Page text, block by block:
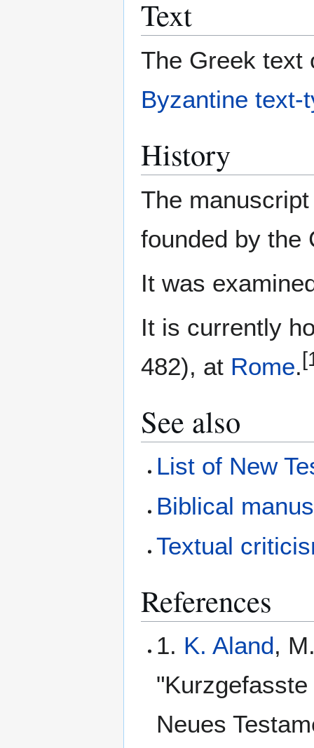
Text
The Greek text
Byzantine text-
History
The
founded by the
It was
It is currently
482), at Rome.
See also
List of New
Biblical
Textual
References
1. K. Aland,
Neues